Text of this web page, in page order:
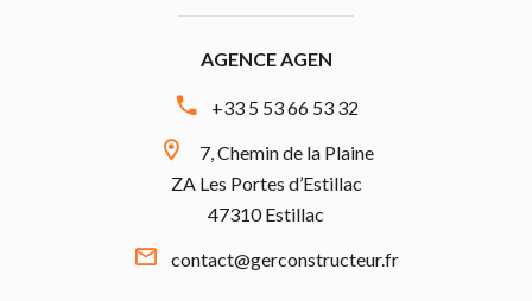
AGENCE AGEN
+33 5 53 66 53 32
7, Chemin de la Plaine
ZA Les Portes d’Estillac
47310 Estillac
contact@gerconstructeur.fr